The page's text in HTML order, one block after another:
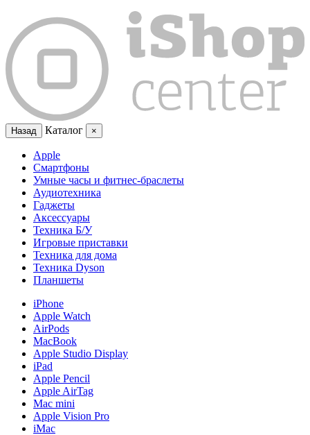
Назад Каталог ×
Apple
Смартфоны
Умные часы и фитнес-браслеты
Аудиотехника
Гаджеты
Аксессуары
Техника Б/У
Игровые приставки
Техника для дома
Техника Dyson
Планшеты
iPhone
Apple Watch
AirPods
MacBook
Apple Studio Display
iPad
Apple Pencil
Apple AirTag
Mac mini
Apple Vision Pro
iMac